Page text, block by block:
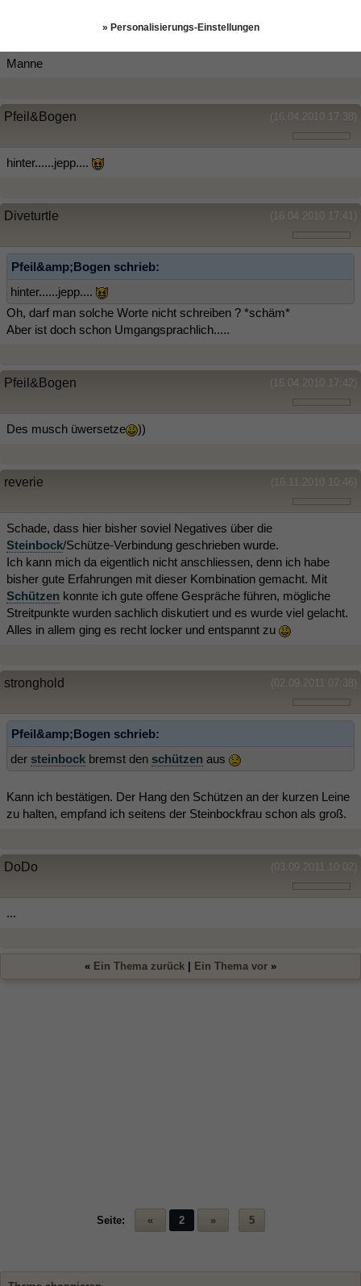
Manne
(16.04.2010 17:38)
Pfeil&Bogen
hinter......jepp....
(16.04.2010 17:41)
Diveturtle
Pfeil&amp;Bogen schrieb:
hinter......jepp....
Oh, darf man solche Worte nicht schreiben ? *schäm*
Aber ist doch schon Umgangsprachlich.....
(16.04.2010 17:42)
Pfeil&Bogen
Des musch üwersetze ))
(16.11.2010 10:46)
reverie
Schade, dass hier bisher soviel Negatives über die
Steinbock/Schütze-Verbindung geschrieben wurde.
Ich kann mich da eigentlich nicht anschliessen, denn ich habe
bisher gute Erfahrungen mit dieser Kombination gemacht. Mit
Schützen konnte ich gute offene Gespräche führen, mögliche
Streitpunkte wurden sachlich diskutiert und es wurde viel gelacht.
Alles in allem ging es recht locker und entspannt zu
(02.09.2011 07:38)
stronghold
Pfeil&amp;Bogen schrieb:
der steinbock bremst den schützen aus
Kann ich bestätigen. Der Hang den Schützen an der kurzen Leine
zu halten, empfand ich seitens der Steinbockfrau schon als groß.
(03.09.2011 10:02)
DoDo
...
« Ein Thema zurück Ein Thema vor »
Seite: « 2 » 5
» Personalisierungs-Einstellungen